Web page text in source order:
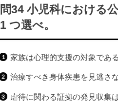
問34 小児科における
1 つ選べ。
家族は心理的支援の対象である
治療すべき身体疾患を見逃さ
虐待に関わる証拠の発見収集